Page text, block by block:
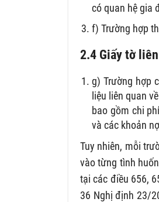
có quan hệ gia
f) Trường hợp
2.4 Giấy tờ
g) Trường hợp
liệu liên quan
bao gồm chi
và các khoản
Tuy nhiên, mỗi
vào từng tình
tại các điều 656,
36 Nghị định 23/